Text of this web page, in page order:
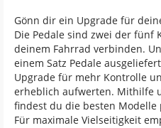
Gönn dir ein Upgrade für
Die Pedale sind zwei der fünf
deinem Fahrrad verbinden.
einem Satz Pedale
Upgrade für mehr Kontrolle
erheblich aufwerten. Mithilfe
findest du die besten Modelle
Für maximale Vielseitigkeit